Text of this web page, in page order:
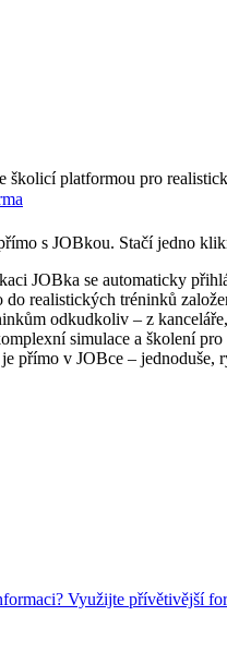
platformou pro
s JOBkou. Stačí jedno
JOBka se automaticky
realistických tréninků
odkudkoliv – z
simulace a školení
přímo v JOBce – jednoduše,
Využijte přívětivější